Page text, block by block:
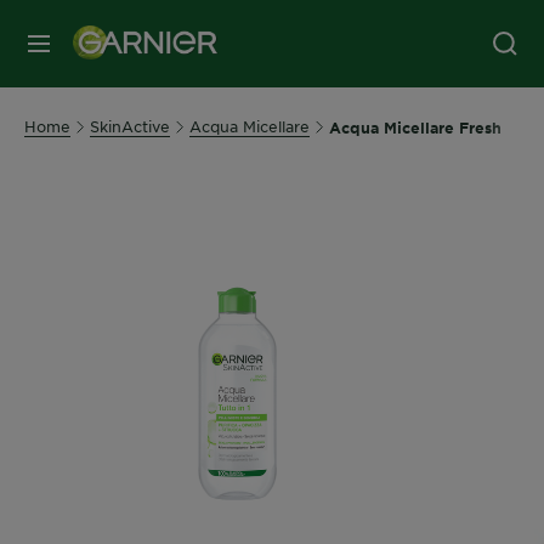
MENU
Home SkinActive Acqua Micellare Acqua Micellare Fresh